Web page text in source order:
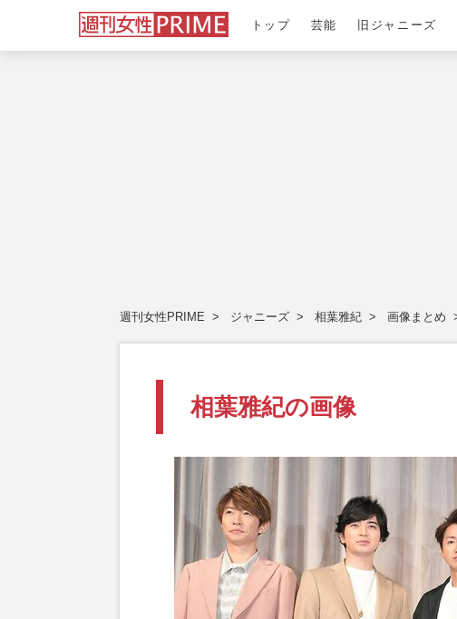
トップ 芸能 旧ジャニーズ
週刊女性PRIME ジャニーズ 相葉雅紀 画像まとめ
相葉雅紀の画像